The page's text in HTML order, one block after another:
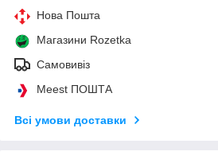
Нова Пошта
Магазини Rozetka
Самовивіз
Meest ПОШТА
Всі умови доставки